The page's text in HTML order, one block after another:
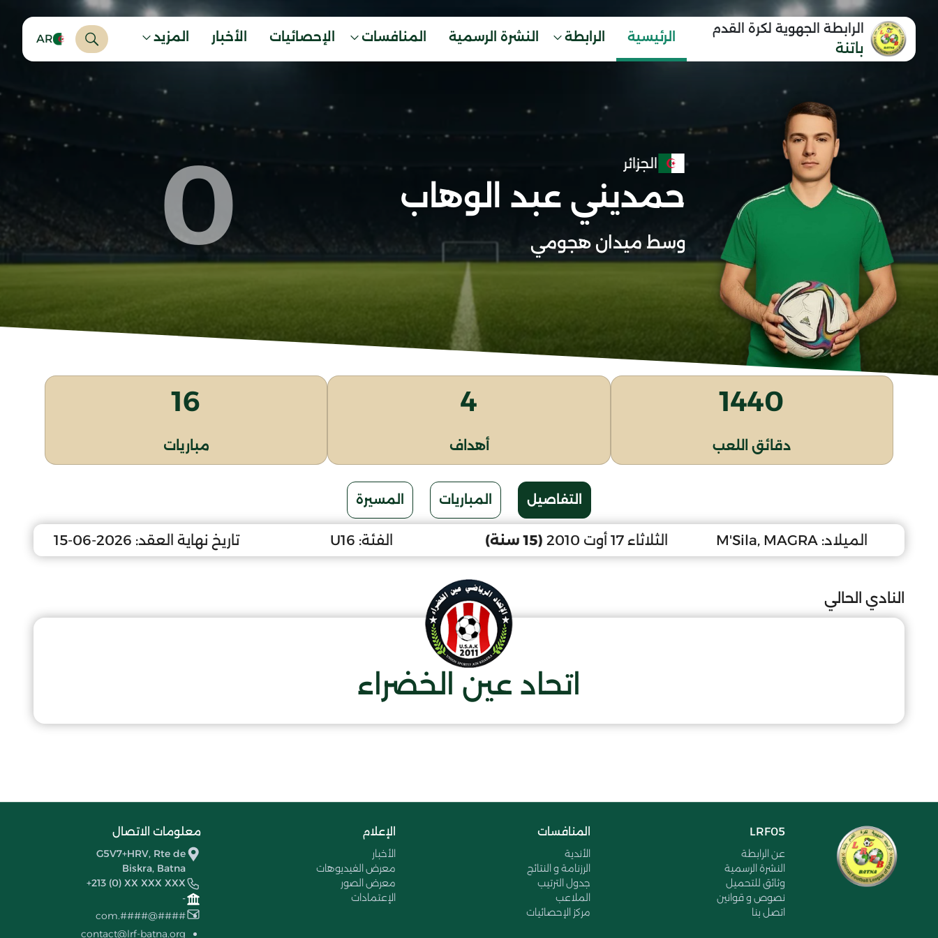
الرابطة الجهوية لكرة القدم
باتنة
الرئيسية الرابطة النشرة الرسمية المنافسات الإحصائيات الأخبار المزيد AR
الجزائر
حمديني عبد الوهاب
وسط ميدان هجومي 0
1440
دقائق اللعب
4
أهداف
16
مباريات
التفاصيل المباريات المسيرة
الميلاد: M'Sila, MAGRA الثلاثاء 17 أوت 2010 (15 سنة) الفئة: U16 تاريخ نهاية العقد: 2026-06-15
النادي الحالي
اتحاد عين الخضراء
LRF05
عن الرابطة
النشرة الرسمية
وثائق للتحميل
نصوص و قوانين
اتصل بنا
المنافسات
الأندية
الرزنامة و النتائج
جدول الترتيب
الملاعب
مركز الإحصائيات
الإعلام
الأخبار
معرض الفيديوهات
معرض الصور
الإعتمادات
معلومات الاتصال
G5V7+HRV, Rte de
Biskra, Batna
+213 (0) XX XXX XXX
-
####@####.com
contact@lrf-batna.org